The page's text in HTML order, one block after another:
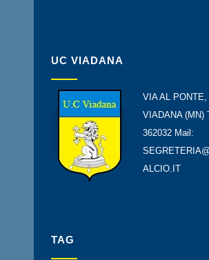
UC VIADANA
VIA AL PONTE,
VIADANA (MN)
362032 Mail:
ALCIO.IT
TAG